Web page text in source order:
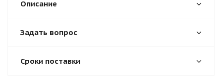
Описание
Задать вопрос
Сроки поставки